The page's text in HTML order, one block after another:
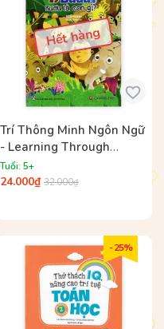
Hết hàng
Trí Thông Minh Ngôn Ngữ
- Learning Through
Reading - Budu Là Con
Gì?
Tuổi: 5+
24.000₫ 32.000₫
- 25%